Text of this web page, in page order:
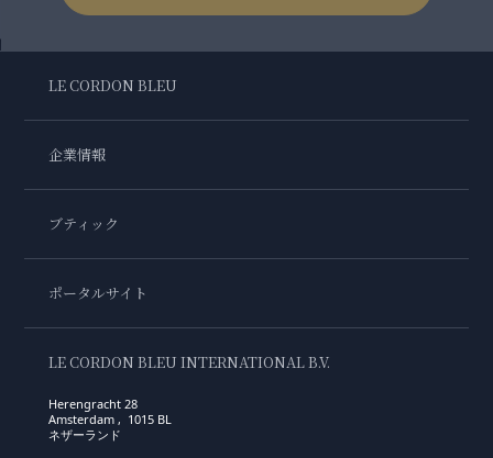
LE CORDON BLEU
企業情報
ブティック
ポータルサイト
LE CORDON BLEU INTERNATIONAL B.V.
Herengracht 28
Amsterdam , 1015 BL
ネザーランド